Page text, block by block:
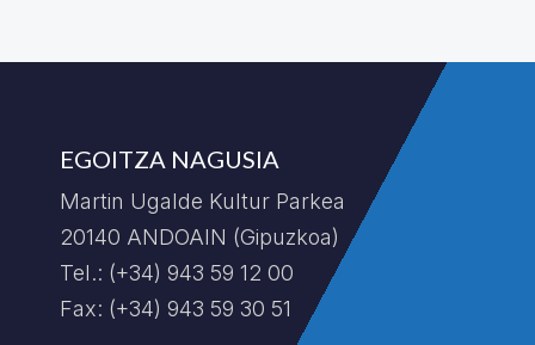
EGOITZA NAGUSIA
Martin Ugalde Kultur Parkea
20140 ANDOAIN (Gipuzkoa)
Tel.: (+34) 943 59 12 00
Fax: (+34) 943 59 30 51